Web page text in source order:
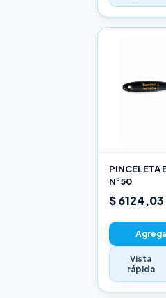
PINCELETA
N°50
$ 6124,03
Vista
rápida